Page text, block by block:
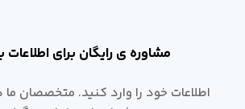
مشاوره ی رایگان برای اطلاعات
اطلاعات خود را وارد کنید. متخصصان ما